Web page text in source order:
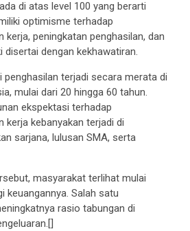
di atas level 100 yang berarti
optimisme terhadap
kerja, peningkatan penghasilan, dan
disertai dengan kekhawatiran.
penghasilan terjadi secara merata di
mulai dari 20 hingga 60 tahun.
ekspektasi terhadap
kerja kebanyakan terjadi di
sarjana, lulusan SMA, serta
masyarakat terlihat mulai
keuangannya. Salah satu
rasio tabungan di